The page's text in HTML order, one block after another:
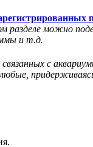
разделе можно
и т.д.
с